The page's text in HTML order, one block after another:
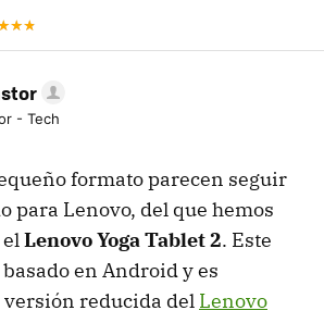
- Tech
formato parecen seguir
para Lenovo, del que hemos
Lenovo Yoga Tablet 2. Este
en Android y es
reducida del Lenovo